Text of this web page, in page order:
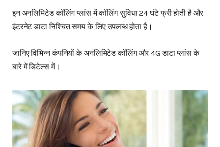
इन अनलिमिटेड कॉलिंग प्लांस में कॉलिंग सुविधा 24 घंटे फ्री होती है और
इंटरनेट डाटा निश्चित समय के लिए उपलब्ध होता है।
जानिए विभिन्न कंपनियों के अनलिमिटेड कॉलिंग और 4G डाटा प्लांस के
बारे में डिटेल्स में।